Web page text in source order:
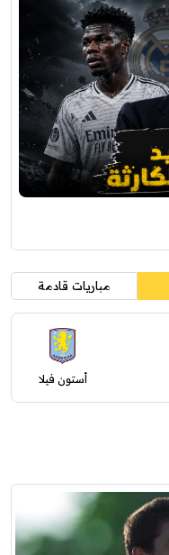
مباريات قادمة
أستون فيلا